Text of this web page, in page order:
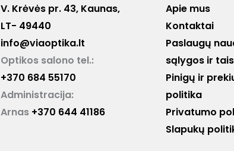
V. Krėvės pr. 43, Kaunas,
LT- 49440
info@viaoptika.lt
Optikos salono tel.:
+370 684 55170
Administracija:
Arnas +370 644 41186
Apie mus
Kontaktai
Paslaugų
sąlygos ir
Pinigų ir
politika
Privatumo
Slapukų